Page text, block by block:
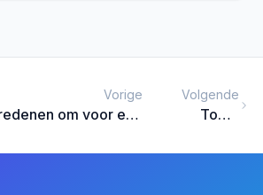
Vorige
om voor een
Volgende
Top 5
Plugins